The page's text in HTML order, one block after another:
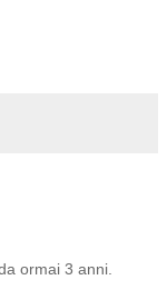
ormai 3 anni.